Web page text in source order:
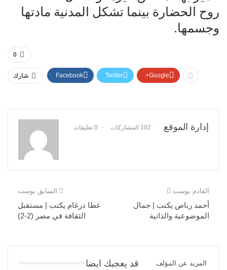
روح الحضارة بينما تشكل المدنية مادتها
وجسمها.
0
شارك Facebook Twitter Google+
إدارة الموقع 102 المشاركات 0 تعليقات
السابق بوست
عطا درغام يكتب | مستقبل
الثقافة في مصر (2-2)
القادم بوست
أحمد رباص يكتب | جمال
الموضوعية والذاتية
قد يعجبك ايضا المزيد عن المؤلف